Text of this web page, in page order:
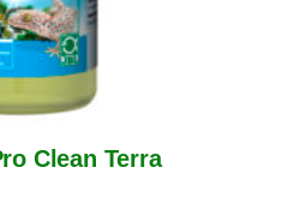
Clean Terra